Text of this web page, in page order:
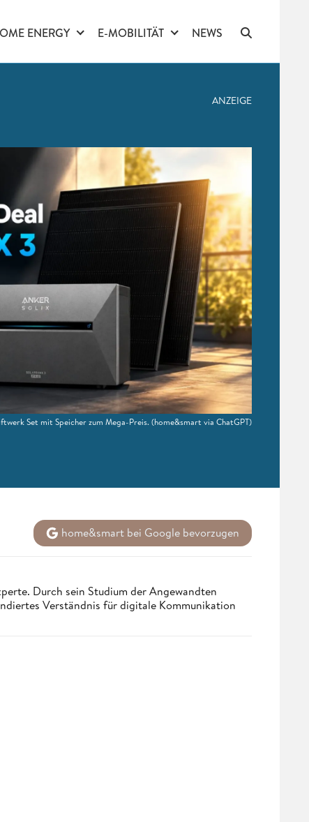
ENERGY E-MOBILITÄT NEWS
ANZEIGE
Set mit Speicher zum Mega-Preis.(home&smart via ChatGPT)
home&smart bei Google bevorzugen
Durch sein Studium der Angewandten
Verständnis für digitale Kommunikation